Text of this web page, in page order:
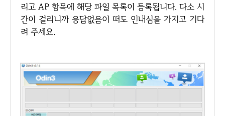
리고 AP 항목에 해당 파일 목록이 등록됩니다. 다소 시
간이 걸리니까 응답없음이 떠도 인내심을 가지고 기다
려 주세요.